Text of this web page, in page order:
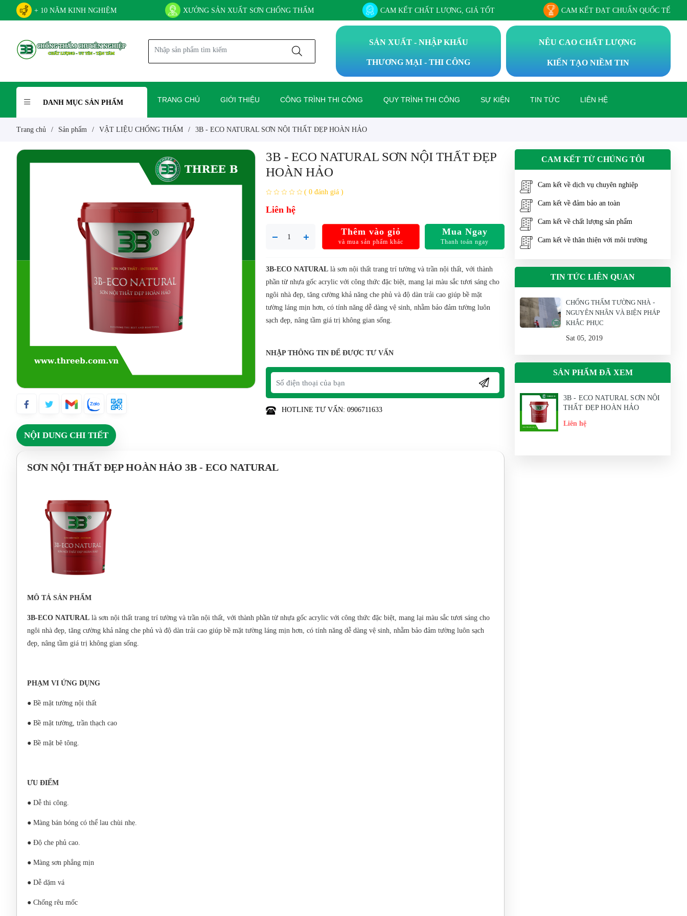
+ 10 NĂM KINH NGHIỆM XƯỞNG SẢN XUẤT SƠN CHỐNG THẤM CAM KẾT CHẤT LƯỢNG, GIÁ TỐT CAM KẾT ĐẠT CHUẨN QUỐC TẾ
SẢN XUẤT - NHẬP KHẨU
THƯƠNG MẠI - THI CÔNG
NÊU CAO CHẤT LƯỢNG
KIẾN TẠO NIỀM TIN
DANH MỤC SẢN PHẨM TRANG CHỦ GIỚI THIỆU CÔNG TRÌNH THI CÔNG QUY TRÌNH THI CÔNG SỰ KIỆN TIN TỨC LIÊN HỆ
Trang chủ / Sản phẩm / VẬT LIỆU CHỐNG THẤM / 3B - ECO NATURAL SƠN NỘI THẤT ĐẸP HOÀN HẢO
3B - ECO NATURAL SƠN NỘI THẤT ĐẸP
HOÀN HẢO
( 0 đánh giá )
Liên hệ
Thêm vào giỏ
và mua sản phẩm khác
Mua Ngay
Thanh toán ngay
3B-ECO NATURALlà sơn nội thất trang trí tường và trần nội thất, với thành
phần từ nhựa gốc acrylic với công thức đặc biệt, mang lại màu sắc tươi sáng cho
ngôi nhà đẹp, tăng cường khả năng che phủ và độ dàn trải cao giúp bề mặt
tường láng mịn hơn, có tính năng dễ dàng vệ sinh, nhằm bảo đảm tường luôn
sạch đẹp, nâng tầm giá trị không gian sống.
NHẬP THÔNG TIN ĐỂ ĐƯỢC TƯ VẤN
HOTLINE TƯ VẤN: 0906711633
NỘI DUNG CHI TIẾT
SƠN NỘI THẤT ĐẸP HOÀN HẢO 3B - ECO NATURAL
MÔ TẢ SẢN PHẨM
3B-ECO NATURAL là sơn nội thất trang trí tường và trần nội thất, với thành phần từ nhựa gốc acrylic với công thức đặc biệt, mang lại màu sắc tươi sáng cho
ngôi nhà đẹp, tăng cường khả năng che phủ và độ dàn trải cao giúp bề mặt tường láng mịn hơn, có tính năng dễ dàng vệ sinh, nhằm bảo đảm tường luôn sạch
đẹp, nâng tầm giá trị không gian sống.
PHẠM VI ỨNG DỤNG
● Bề mặt tường nội thất
● Bề mặt tường, trần thạch cao
● Bề mặt bê tông.
ƯU ĐIỂM
● Dễ thi công.
● Màng bán bóng có thể lau chùi nhẹ.
● Độ che phủ cao.
● Màng sơn phẳng mịn
● Dễ dặm vá
● Chống rêu mốc
CAM KẾT TỪ CHÚNG TÔI
Cam kết về dịch vụ chuyên nghiệp
Cam kết về đảm bảo an toàn
Cam kết về chất lượng sản phẩm
Cam kết về thân thiện với môi trường
TIN TỨC LIÊN QUAN
CHỐNG THẤM TƯỜNG NHÀ -
NGUYÊN NHÂN VÀ BIỆN PHÁP
KHẮC PHỤC
Sat 05, 2019
SẢN PHẨM ĐÃ XEM
3B - ECO NATURAL SƠN NỘI
THẤT ĐẸP HOÀN HẢO
Liên hệ